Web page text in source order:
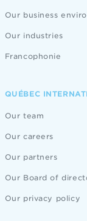
Our business
Our industries
Francophonie
QUÉBEC
Our team
Our careers
Our partners
Our Board of
Our privacy policy